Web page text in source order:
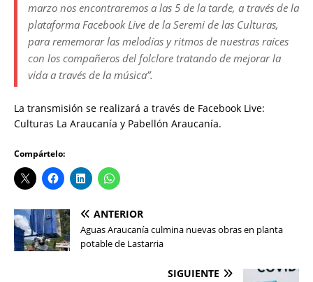
marzo nos encontraremos a las 5 de la tarde, a través de la
plataforma Facebook Live de la Seremi de las Culturas,
para rememorar las melodías y ritmos de nuestras raíces
con los compañeros del folclore tratando de mejorar la
vida a través de la música”.
La transmisión se realizará a través de Facebook Live:
Culturas La Araucanía y Pabellón Araucanía.
Compártelo:
ANTERIOR
Aguas Araucanía culmina nuevas obras en planta
potable de Lastarria
SIGUIENTE